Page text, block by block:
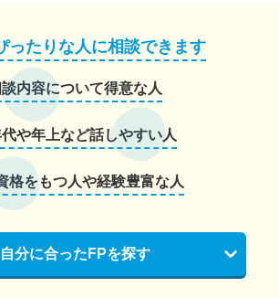
ったりな人に相談できます
内容について得意な人
代や年上など話しやすい人
格をもつ人や経験豊富な人
自分に合ったFPを探す